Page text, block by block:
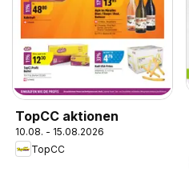
TopCC aktionen
10.08. - 15.08.2026
TopCC